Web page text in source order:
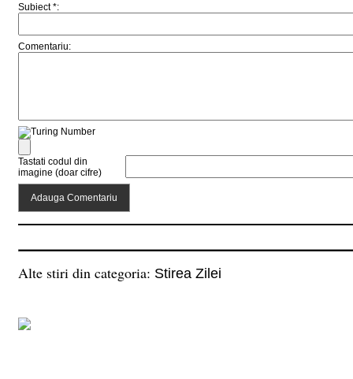
Subiect *:
Comentariu:
Tastati codul din
imagine (doar cifre)
Alte stiri din categoria: Stirea Zilei